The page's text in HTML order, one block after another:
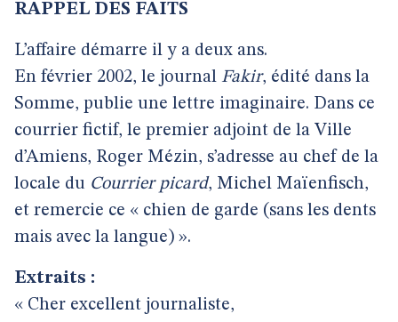
RAPPEL DES FAITS
L’affaire démarre il y a deux ans.
En février 2002, le journal Fakir, édité dans la
Somme, publie une lettre imaginaire. Dans ce
courrier fictif, le premier adjoint de la Ville
d’Amiens, Roger Mézin, s’adresse au chef de la
locale du Courrier picard, Michel Maïenfisch,
et remercie ce « chien de garde (sans les dents
mais avec la langue) ».
Extraits :
« Cher excellent journaliste,